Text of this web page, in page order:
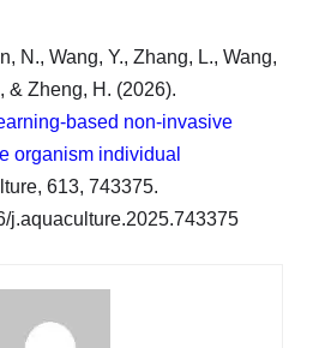
N., Wang, Y., Zhang, L., Wang,
& Zheng, H. (2026).
based non-invasive
organism individual
613, 743375.
j.aquaculture.2025.743375